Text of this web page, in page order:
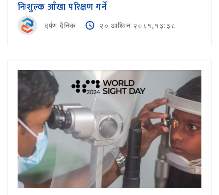
निःशुल्क आँखा परिक्षण गर्ने
दर्पण दैनिक २० आश्विन २०८१,१३:३८